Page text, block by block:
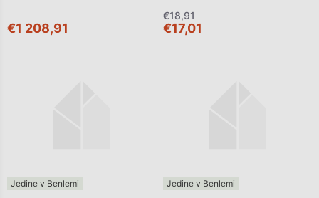
€1 208,91
€18,91
€17,01
Jedine v Benlemi Jedine v Benlemi